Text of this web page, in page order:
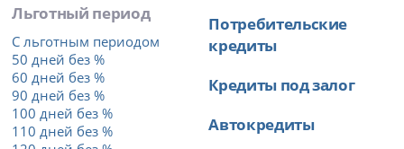
Льготный период
С льготным периодом
50 дней без %
60 дней без %
90 дней без %
100 дней без %
110 дней без %
Потребительские
кредиты
Кредиты под залог
Автокредиты